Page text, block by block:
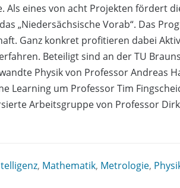
Als eines von acht Projekten fördert
„Niedersächsische Vorab“. Das
Ganz konkret profitieren dabei
Beteiligt sind an der TU
Physik von Professor Andreas
Learning um Professor Tim
Arbeitsgruppe von Professor
, Mathematik, Metrologie,